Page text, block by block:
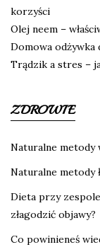
korzyści
Olej neem –
Domowa
Trądzik a stres –
ZDROWIE
Naturalne metody
Naturalne metody
Dieta przy
złagodzić objawy?
Co powinieneś